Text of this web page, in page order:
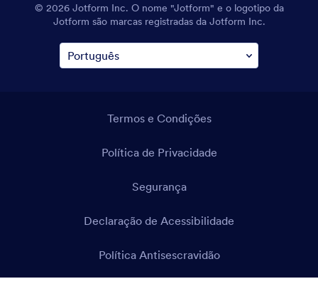
© 2026 Jotform Inc. O nome "Jotform" e o logotipo da
Jotform são marcas registradas da Jotform Inc.
Termos e Condições
Política de Privacidade
Segurança
Declaração de Acessibilidade
Política Antisescravidão